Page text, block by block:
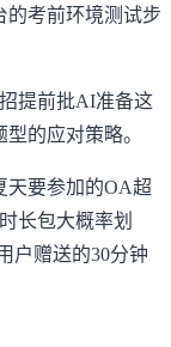
的考前环境测试步
提前批AI准备这
的应对策略。
天要参加的OA超
长包大概率划
户赠送的30分钟